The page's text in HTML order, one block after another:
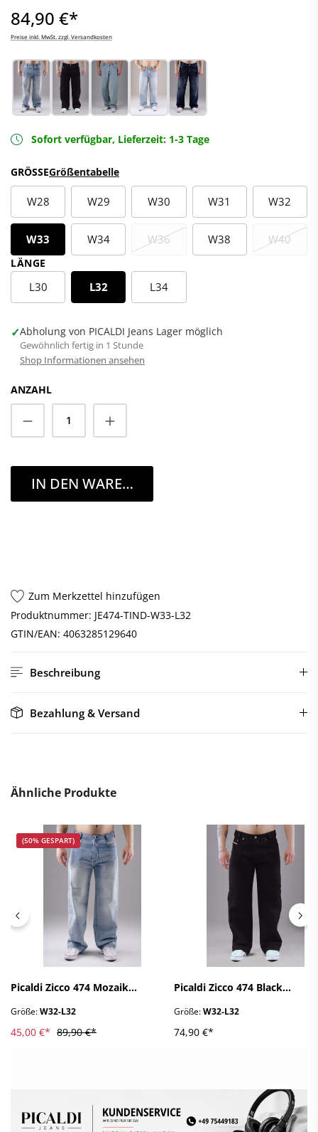
84,90 €*
Preise inkl. MwSt. zzgl. Versandkosten
Sofort verfügbar, Lieferzeit: 1-3 Tage
GRÖSSEGrößentabelle
W28 W29 W30 W31 W32
W33 W34 W36 W38 W40
LÄNGE
L30 L32 L34
✓Abholung von PICALDI Jeans Lager möglich
Gewöhnlich fertig in 1 Stunde
Shop Informationen ansehen
ANZAHL
IN DEN WARENKORB
Zum Merkzettel hinzufügen
Produktnummer: JE474-TIND-W33-L32
GTIN/EAN: 4063285129640
Beschreibung
Bezahlung & Versand
Ähnliche Produkte
(50% GESPART)
Picaldi Zicco 474 Mozaik
Straight Leg in Ash Indigo
W32-L32
Größe:W32-L32
45,00 €* 89,90 €*
Picaldi Zicco 474 Black
Straight Leg in Clean Black
W32-L32
Größe:W32-L32
74,90 €*